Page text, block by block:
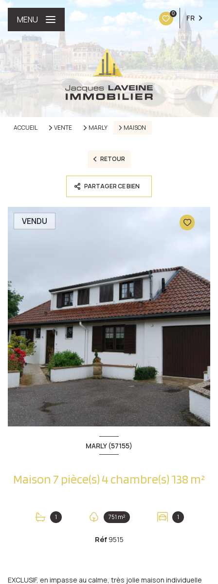
0 FR
MENU
ACCUEIL VENTE MARLY MAISON
RETOUR
PARTAGER CE BIEN
VENDU
MARLY (57155)
Maison 7 pièce(s) 4 chambre(s) 138 m²
1 751 m² 1
Réf 9515
EXCLUSIF, en impasse au calme, très jolie maison individuelle